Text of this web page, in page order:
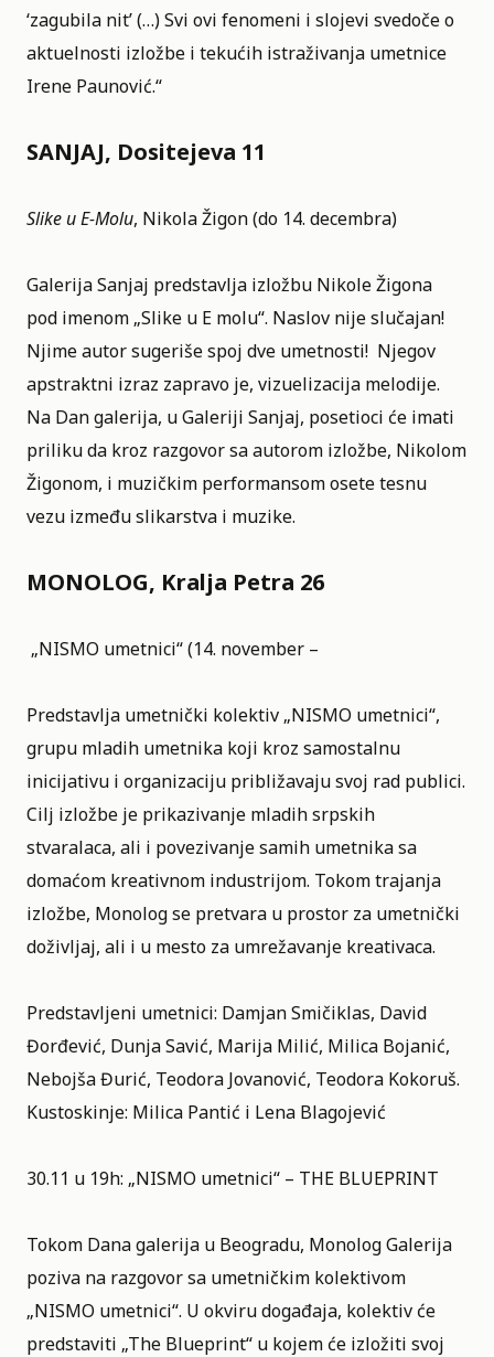
‘zagubila nit’ (…) Svi ovi fenomeni i slojevi svedoče o
aktuelnosti izložbe i tekućih istraživanja umetnice
Irene Paunović.“
SANJAJ, Dositejeva 11
Slike u E-Molu, Nikola Žigon (do 14. decembra)
Galerija Sanjaj predstavlja izložbu Nikole Žigona
pod imenom „Slike u E molu“. Naslov nije slučajan!
Njime autor sugeriše spoj dve umetnosti! Njegov
apstraktni izraz zapravo je, vizuelizacija melodije.
Na Dan galerija, u Galeriji Sanjaj, posetioci će imati
priliku da kroz razgovor sa autorom izložbe, Nikolom
Žigonom, i muzičkim performansom osete tesnu
vezu između slikarstva i muzike.
MONOLOG, Kralja Petra 26
„NISMO umetnici“ (14. november –
Predstavlja umetnički kolektiv „NISMO umetnici“,
grupu mladih umetnika koji kroz samostalnu
inicijativu i organizaciju približavaju svoj rad publici.
Cilj izložbe je prikazivanje mladih srpskih
stvaralaca, ali i povezivanje samih umetnika sa
domaćom kreativnom industrijom. Tokom trajanja
izložbe, Monolog se pretvara u prostor za umetnički
doživljaj, ali i u mesto za umrežavanje kreativaca.
Predstavljeni umetnici: Damjan Smičiklas, David
Đorđević, Dunja Savić, Marija Milić, Milica Bojanić,
Nebojša Đurić, Teodora Jovanović, Teodora Kokoruš.
Kustoskinje: Milica Pantić i Lena Blagojević
30.11 u 19h: „NISMO umetnici“ – THE BLUEPRINT
Tokom Dana galerija u Beogradu, Monolog Galerija
poziva na razgovor sa umetničkim kolektivom
„NISMO umetnici“. U okviru događaja, kolektiv će
predstaviti „The Blueprint“ u kojem će izložiti svoj